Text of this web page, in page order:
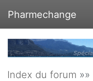
Pharmechange
Index du forum »»